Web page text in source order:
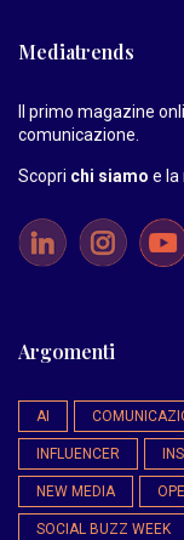
Mediatrends
Il primo magazine
comunicazione.
Scopri chi siamo e la
Argomenti
AI
INFLUENCER
NEW MEDIA
SOCIAL BUZZ WEEK